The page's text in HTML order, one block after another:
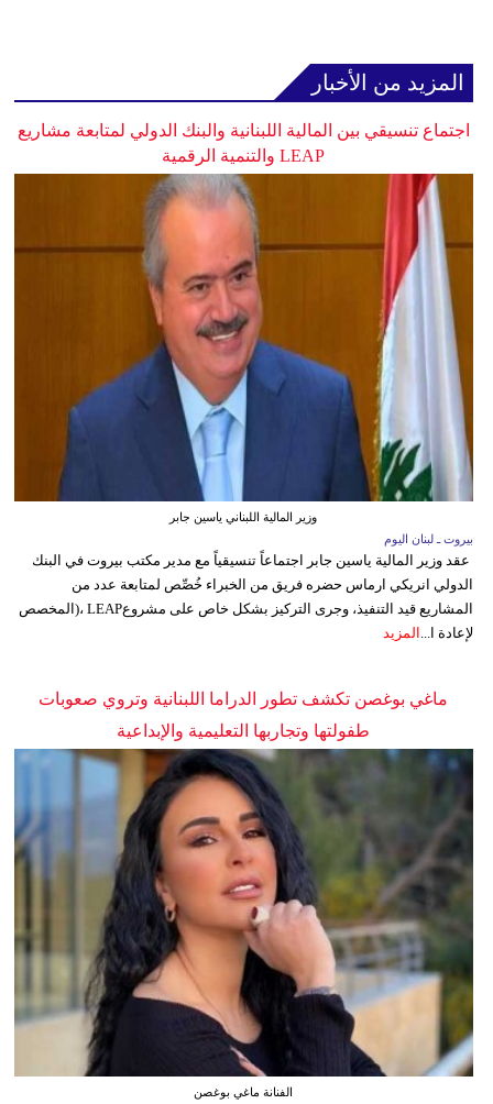
المزيد من الأخبار
اجتماع تنسيقي بين المالية اللبنانية والبنك الدولي لمتابعة مشاريع
LEAP والتنمية الرقمية
وزير المالية اللبناني ياسين جابر
بيروت ـ لبنان اليوم
عقد وزير المالية ياسين جابر اجتماعاً تنسيقياً مع مدير مكتب بيروت في البنك
الدولي انريكي ارماس حضره فريق من الخبراء خُصِّص لمتابعة عدد من
المشاريع قيد التنفيذ، وجرى التركيز بشكل خاص على مشروعLEAP ،(المخصص
لإعادة ا... المزيد
ماغي بوغصن تكشف تطور الدراما اللبنانية وتروي صعوبات
طفولتها وتجاربها التعليمية والإبداعية
الفنانة ماغي بوغصن